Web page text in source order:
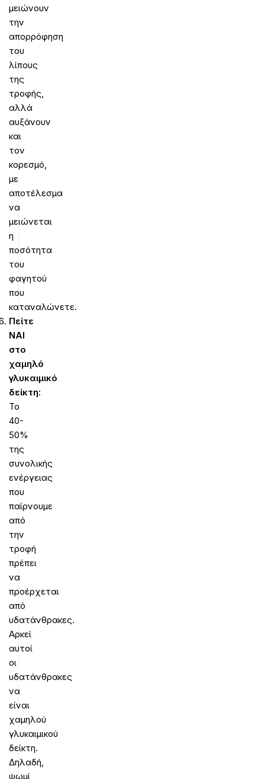
μειώνουν
την
απορρόφηση
του
λίπους
της
τροφής,
αλλά
αυξάνουν
και
τον
κορεσμό,
με
αποτέλεσμα
να
μειώνεται
η
ποσότητα
του
φαγητού
που
καταναλώνετε.
Πείτε
ΝΑΙ
στο
χαμηλό
γλυκαιμικό
δείκτη:
Το
40-
50%
της
συνολικής
ενέργειας
που
παίρνουμε
από
την
τροφή
πρέπει
να
προέρχεται
από
υδατάνθρακες.
Αρκεί
αυτοί
οι
υδατάνθρακες
να
είναι
χαμηλού
γλυκαιμικού
δείκτη.
Δηλαδή,
ψωμί